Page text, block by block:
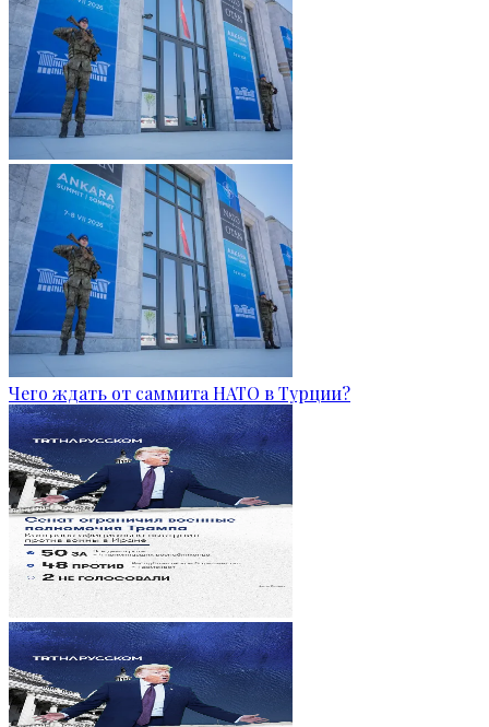
Чего ждать от саммита НАТО в Турции?